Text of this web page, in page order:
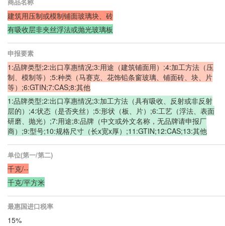
建筑用压制或模制铺面玻璃块、砖
有吸收层非夹丝浮法或抛光玻璃板
申报要素
1:品牌类型;2:出口享惠情况;3:用途（建筑铺面用）;4:加工方法（压
制、模制等）;5:种类（马赛克、花饰铅条窗玻璃、铺面砖、块、片
等）;6:GTIN;7:CAS;8:其他
1:品牌类型;2:出口享惠情况;3:加工方法（具有吸收、反射或非反射
层的）;4:状态（是否夹丝）;5:形状（板、片）;6:工艺（浮法、表面
研磨、抛光）;7:用途;8:品牌（中文或外文名称，无品牌请申报厂
商）;9:型号;10:规格尺寸（长x宽x厚）;11:GTIN;12:CAS;13:其他
单位(第一/第二)
千克/--
千克/平方米
最惠国进口税率
15%